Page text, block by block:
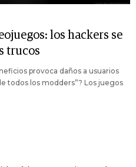
los hackers se
trucos
provoca daños a usuarios
todos los modders”? Los juegos